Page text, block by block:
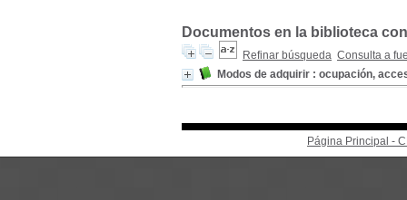
Documentos en la biblioteca
Refinar búsqueda Consulta a
Modos de adquirir : ocupación,
Página Principal -